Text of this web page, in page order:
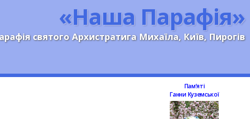
«Наша Парафія»
святого Архистратига Михаїла, Київ, Пирогів
Памʼяті
Ганни Куземської